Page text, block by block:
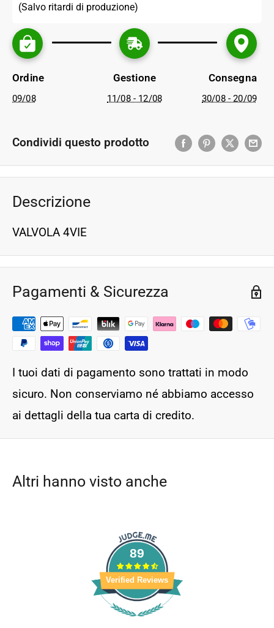
(Salvo ritardi di produzione)
Ordine
09/08
Gestione
11/08 - 12/08
Consegna
30/08 - 20/09
Condividi questo prodotto
Descrizione
VALVOLA 4VIE
Pagamenti & Sicurezza
I tuoi dati di pagamento sono trattati in modo
sicuro. Non conserviamo né abbiamo accesso
ai dettagli della tua carta di credito.
Altri hanno visto anche
89
Verified Reviews